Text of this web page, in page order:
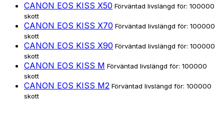
CANON EOS KISS X50 Förväntad livslängd för: 100000
skott
CANON EOS KISS X70 Förväntad livslängd för: 100000
skott
CANON EOS KISS X90 Förväntad livslängd för: 100000
skott
CANON EOS KISS M Förväntad livslängd för: 100000
skott
CANON EOS KISS M2 Förväntad livslängd för: 100000
skott